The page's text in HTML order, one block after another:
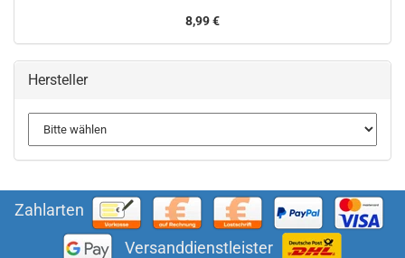
8,99 €
Hersteller
Zahlarten
Versanddienstleister